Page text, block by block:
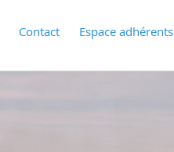
Contact Espace adhérents